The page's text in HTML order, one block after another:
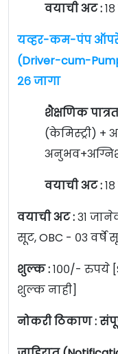
वयाची अट :
यव्हर-कम-पंप
(Driver-cum-
२६ जागा
शैक्षणिक
(केमिस्ट्री) +
वयाची अट :
वयाची अट :३१
सूट, OBC - ०३ वर्षे
शुल्क :१००/- रुपये
शुल्क नाही]
नोकरी ठिकाण :